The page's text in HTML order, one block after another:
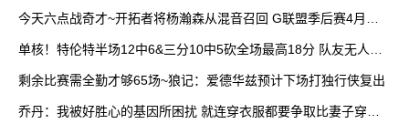
今天六点战奇才~开拓者将杨瀚森从混音召回 G联盟季后赛4月开
单核！特伦特半场12中6&三分10中5砍全场最高18分 队友无人上
剩余比赛需全勤才够65场~狼记：爱德华兹预计下场打独行侠复出
乔丹：我被好胜心的基因所困扰 就连穿衣服都要争取比妻子穿得